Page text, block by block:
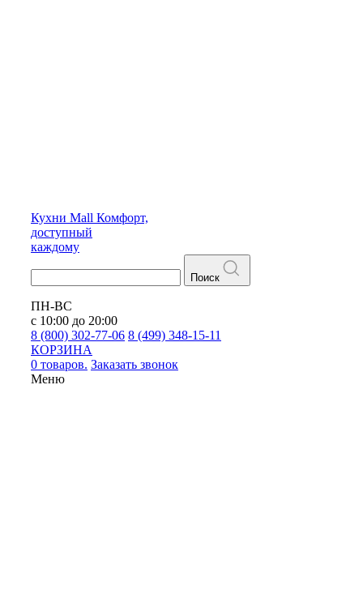
Кухни Mall Комфорт,
доступный
каждому
Поиск
ПН-ВС
с 10:00 до 20:00
8 (800) 302-77-06 8 (499) 348-15-11
КОРЗИНА
0 товаров. Заказать звонок
Меню